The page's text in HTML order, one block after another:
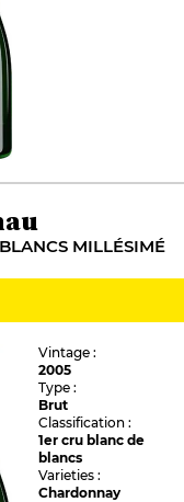
MILLÉSIMÉ
Vintage :
2005
Type :
Brut
Classification :
1er cru blanc de
blancs
Varieties :
Chardonnay